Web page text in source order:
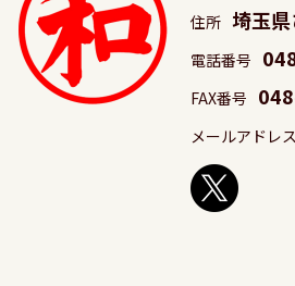
住所 埼玉
電話番号
FAX番号
メールアドレス